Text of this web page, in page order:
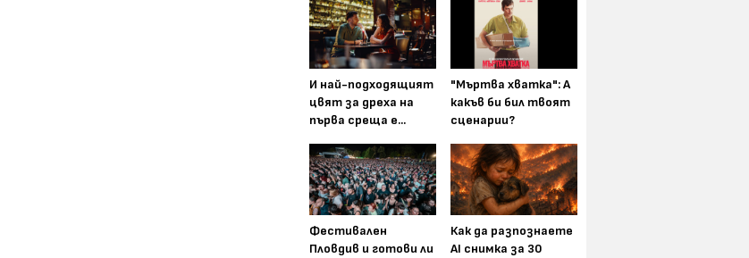
И най-подходящият
цвят за дреха на
първа среща е...
"Мъртва хватка": А
какъв би бил твоят
сценарии?
Фестивален
Пловдив и готови ли
Как да разпознаете
AI снимка за 30